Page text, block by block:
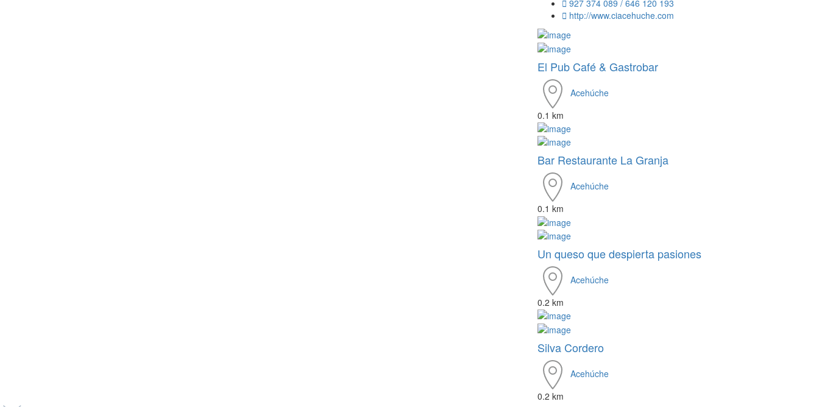
927 374 089 / 646 120 193
http://www.ciacehuche.com
El Pub Café & Gastrobar
Acehúche
0.1 km
Bar Restaurante La Granja
Acehúche
0.1 km
Un queso que despierta pasiones
Acehúche
0.2 km
Silva Cordero
Acehúche
0.2 km